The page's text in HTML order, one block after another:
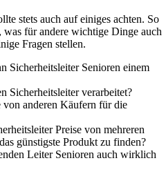
stets auch auf einiges achten. So
für andere wichtige Dinge auch
Fragen stellen.
Sicherheitsleiter Senioren einem
Sicherheitsleiter verarbeitet?
anderen Käufern für die
Preise von mehreren
günstigste Produkt zu finden?
Leiter Senioren auch wirklich